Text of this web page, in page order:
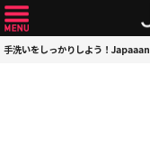
手洗いをしっかりしよう！Japaaan